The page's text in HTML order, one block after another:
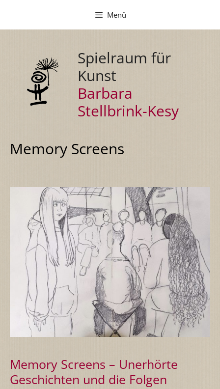
springen
Menü
Spielraum für
Kunst
Barbara
Stellbrink-Kesy
Memory Screens
Memory Screens – Unerhörte
Geschichten und die Folgen